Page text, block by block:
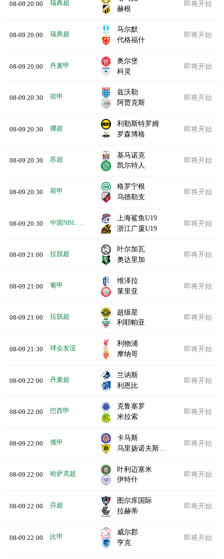
08-09 20:00 瑞典超
赫根
即将开始
08-09 20:00 瑞典超
马尔默
代格福什
即将开始
08-09 20:00 丹麦甲
奥尔堡
科灵
即将开始
08-09 20:30 荷甲
兹沃勒
阿贾克斯
即将开始
08-09 20:30 挪超
利勒斯特罗姆
罗森博格
即将开始
08-09 20:30 苏超
基马诺克
凯尔特人
即将开始
08-09 20:30 荷甲
格罗宁根
乌德勒支
即将开始
08-09 20:30
上海鲨鱼U19
浙江广厦U19
即将开始
08-09 21:00 拉脱超
叶尔加瓦
奥达里加
即将开始
08-09 21:00 葡甲
维泽拉
莱里亚
即将开始
08-09 21:00 拉脱超
超级星
利耶帕亚
即将开始
08-09 21:30 球会友谊
利物浦
摩纳哥
即将开始
08-09 22:00 丹麦超
兰讷斯
利恩比
即将开始
08-09 22:00 巴西甲
克鲁塞罗
米拉索
即将开始
08-09 22:00 俄甲
卡马斯
乌里扬诺夫斯克伏尔加
即将开始
08-09 22:00 哈萨克超
叶利迈塞米
伊特什
即将开始
08-09 22:00 芬超
图尔库国际
拉赫蒂
即将开始
08-09 22:00 比甲
威尔郡
亨克
即将开始